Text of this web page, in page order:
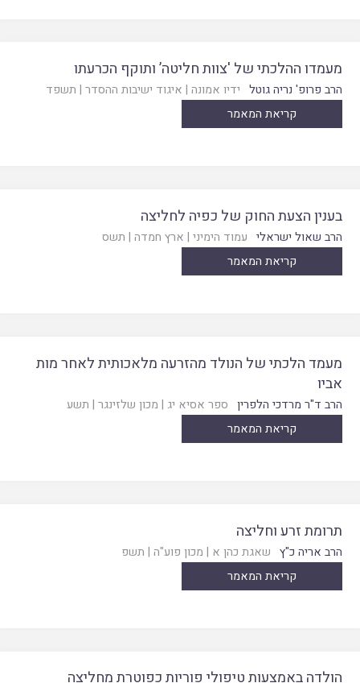
מעמדו ההלכתי של 'צוות חליטה’ ותוקף הכרעתו
הרב פרופ' נריה גוטל ידיו אמונה | איגוד ישיבות ההסדר | תשפד
קריאת המאמר
בענין הצעת החוק של כפיה לחליצה
הרב שאול ישראלי עמוד הימיני | ארץ חמדה | תשס
קריאת המאמר
מעמד הלכתי של הנולד מהזרעה מלאכותית לאחר מות
אביו
הרב ד"ר מרדכי הלפרין ספר אסיא יג | מכון שלזינגר | תשע
קריאת המאמר
תרומת זרע וחליצה
הרב אריה כ"ץ שאגת כהן א | מכון פוע"ה | תשפ
קריאת המאמר
הולדה באמצעות טיפולי פוריות כפוטרת מחליצה